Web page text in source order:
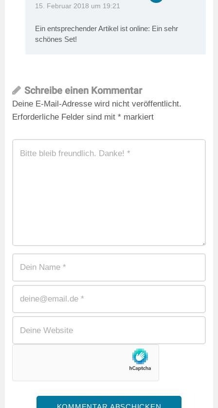
15. Februar 2018 um 19:21
Ein entsprechender Artikel ist online: Ein sehr
schönes Set!
Schreibe einen Kommentar
Deine E-Mail-Adresse wird nicht veröffentlicht.
Erforderliche Felder sind mit * markiert